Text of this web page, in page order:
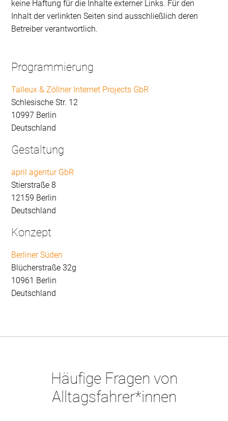
keine Haftung für die Inhalte externer Links. Für den
Inhalt der verlinkten Seiten sind ausschließlich deren
Betreiber verantwortlich.
Programmierung
Talleux & Zöllner Internet Projects GbR
Schlesische Str. 12
10997 Berlin
Deutschland
Gestaltung
april agentur GbR
Stierstraße 8
12159 Berlin
Deutschland
Konzept
Berliner Süden
Blücherstraße 32g
10961 Berlin
Deutschland
Häufige Fragen von
Alltagsfahrer*innen